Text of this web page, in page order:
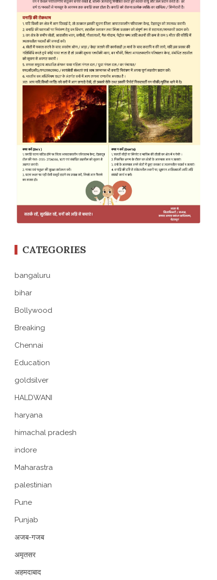
CATEGORIES
bangaluru
bihar
Bollywood
Breaking
Chennai
Education
goldsilver
HALDWANI
haryana
himachal pradesh
indore
Maharastra
palestinian
Pune
Punjab
अजब-गजब
अमृतसर
अहमदाबाद